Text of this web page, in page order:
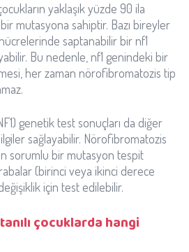
yaklaşık yüzde 90 ila
mutasyona sahiptir. Bazı bireyler
saptanabilir bir nf1
Bu nedenle, nf1 genindeki bir
her zaman nörofibromatozis tip
genetik test sonuçları da diğer
sağlayabilir. Nörofibromatozis
sorumlu bir mutasyon tespit
(birinci veya ikinci derece
için test edilebilir.
çocuklarda hangi